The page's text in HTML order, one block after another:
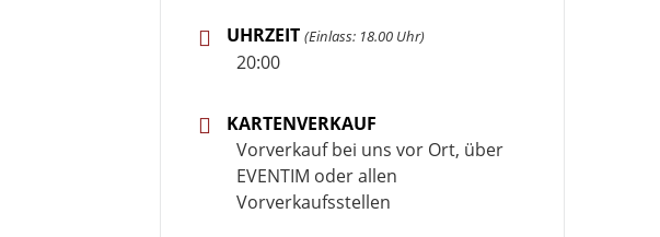
UHRZEIT (Einlass: 18.00 Uhr)
20:00
KARTENVERKAUF
Vorverkauf bei uns vor Ort, über
EVENTIM oder allen
Vorverkaufsstellen